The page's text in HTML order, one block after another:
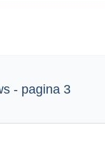
- pagina 3